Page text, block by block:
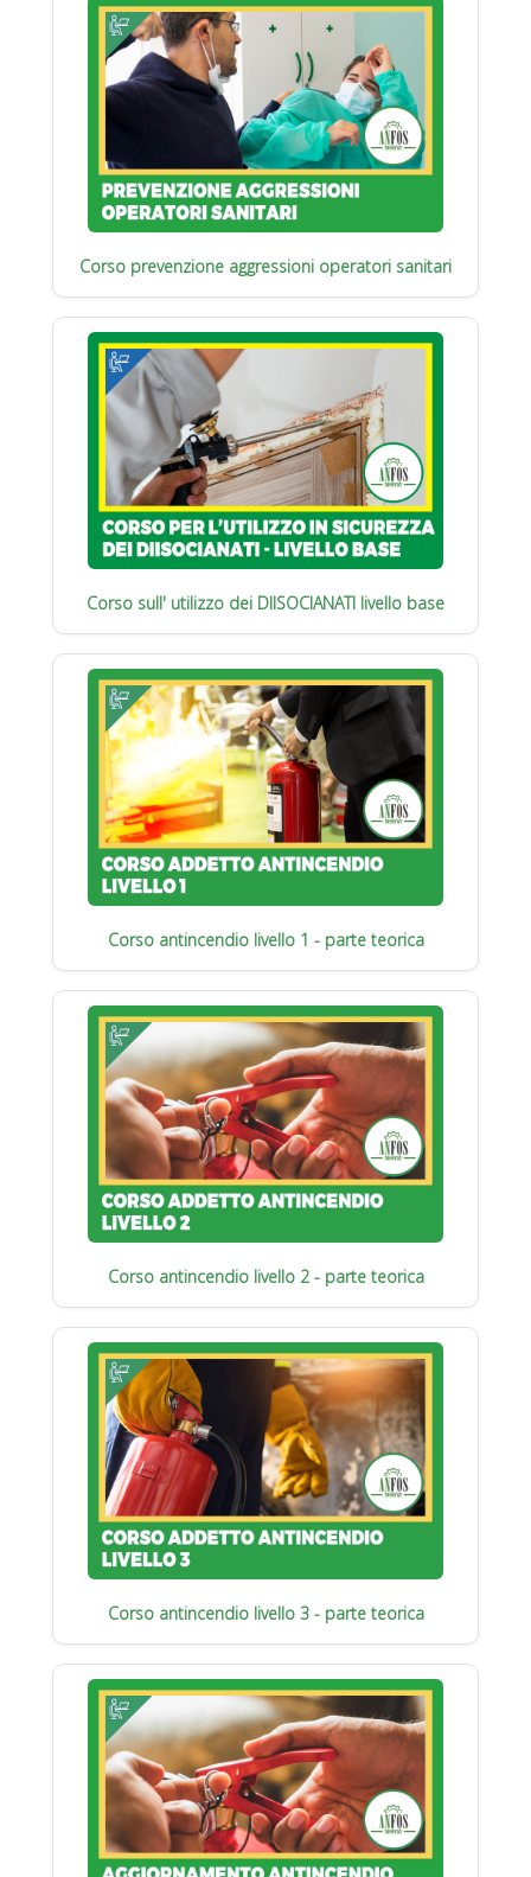
Corso prevenzione aggressioni operatori sanitari
Corso sull' utilizzo dei DIISOCIANATI livello base
Corso antincendio livello 1 - parte teorica
Corso antincendio livello 2 - parte teorica
Corso antincendio livello 3 - parte teorica